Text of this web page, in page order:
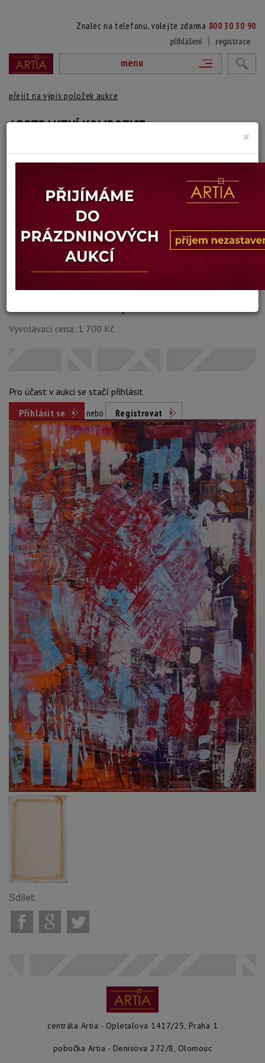
Znalec na telefonu, volejte zdarma 800 30 30 90
přihlášení
registrace
menu
přejít na výpis položek aukce
ABSTRAKTNÍ KOMPOZICE
Autor:autor neurčený
Technika: olej na plátně
Šířka: 40 cm, výška: 60 cm
Konec dražby:09.07.2026 20:00 SELČ
Vyvolávací cena: 1 700 Kč
Pro účast v aukci se stačí přihlásit
Přihlásit se
nebo Registrovat
Sdílet:
centrála Artia - Opletalova 1417/25, Praha 1
pobočka Artia - Denisova 272/8, Olomouc
×